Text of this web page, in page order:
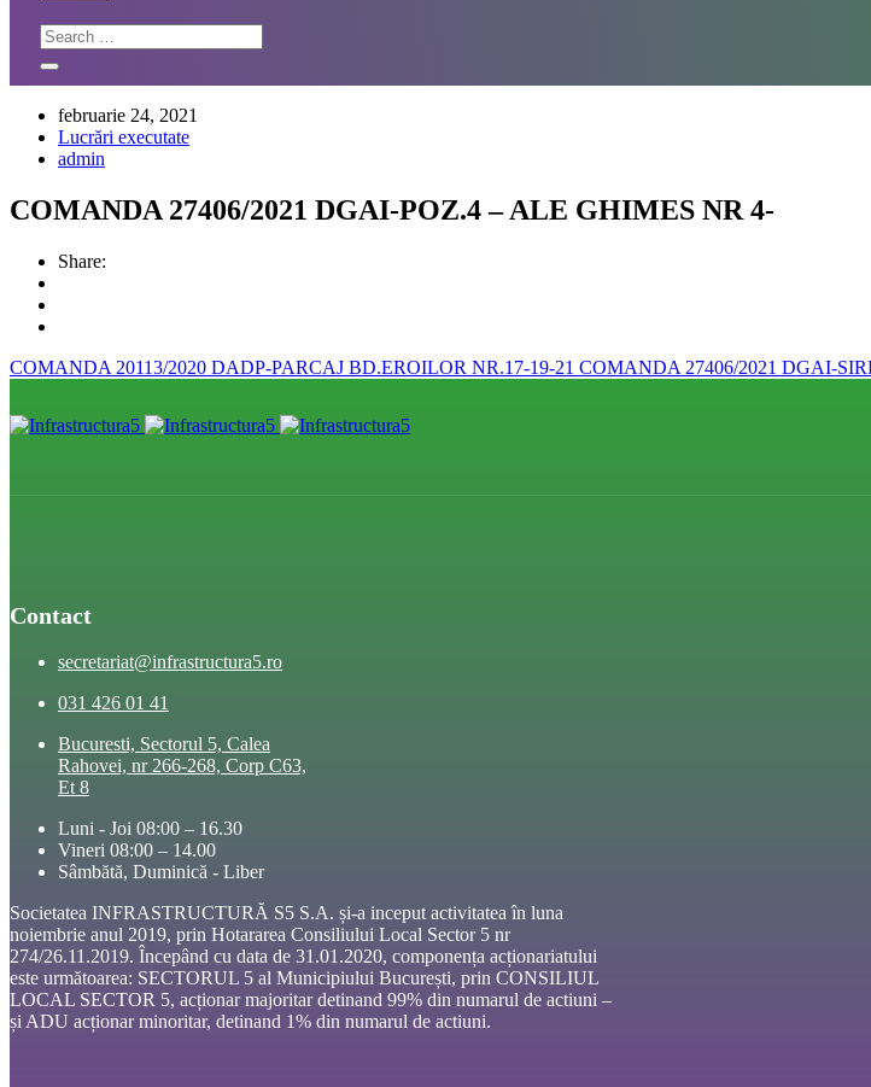
februarie 24, 2021
Lucrări executate
admin
COMANDA 27406/2021 DGAI-POZ.4 – ALE GHIMES NR 4-
Share:
COMANDA 20113/2020 DADP-PARCAJ BD.EROILOR NR.17-19-21 COMANDA 27406/2021 DGAI-
Contact
secretariat@infrastructura5.ro
031 426 01 41
Bucuresti, Sectorul 5, Calea
Rahovei, nr 266-268, Corp C63,
Et 8
Luni - Joi 08:00 – 16.30
Vineri 08:00 – 14.00
Sâmbătă, Duminică - Liber
Societatea INFRASTRUCTURĂ S5 S.A. și-a inceput activitatea în luna
noiembrie anul 2019, prin Hotararea Consiliului Local Sector 5 nr
274/26.11.2019. Începând cu data de 31.01.2020, componența acționariatului
este următoarea: SECTORUL 5 al Municipiului București, prin CONSILIUL
LOCAL SECTOR 5, acționar majoritar detinand 99% din numarul de actiuni –
și ADU acționar minoritar, detinand 1% din numarul de actiuni.